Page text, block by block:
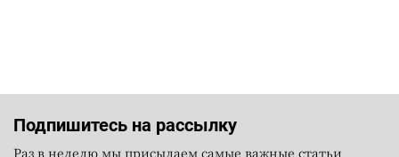
Подпишитесь на рассылку
Раз в неделю мы присылаем самые важные статьи